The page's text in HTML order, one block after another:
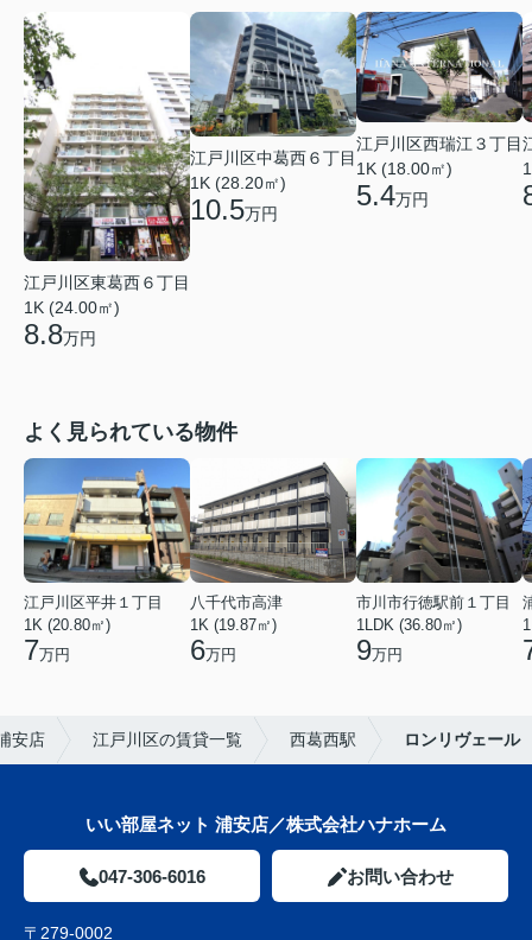
江戸川区東葛西６丁目
1K (24.00㎡)
8.8万円
江戸川区中葛西６丁目
1K (28.20㎡)
10.5万円
江戸川区西瑞江３丁目
1K (18.00㎡)
5.4万円
よく見られている物件
江戸川区平井１丁目
1K (20.80㎡)
7万円
八千代市高津
1K (19.87㎡)
6万円
市川市行徳駅前１丁目
1LDK (36.80㎡)
9万円
安店 江戸川区の賃貸一覧 西葛西駅 ロンリヴェール
いい部屋ネット 浦安店／株式会社ハナホーム
047-306-6016 お問い合わせ
〒279-0002